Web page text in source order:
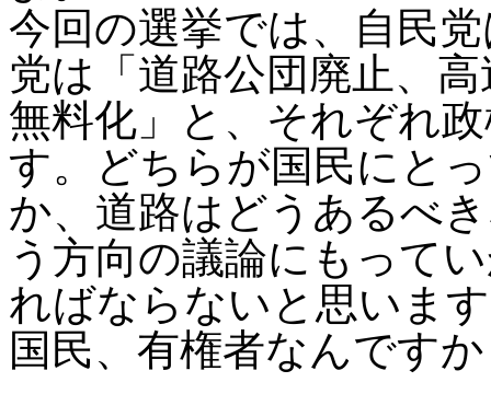
今回の選挙では、自民
党は「道路公団廃止、
無料化」と、それぞれ
す。どちらが国民にと
か、道路はどうあるべ
う方向の議論にもって
ればならないと思いま
国民、有権者なんです